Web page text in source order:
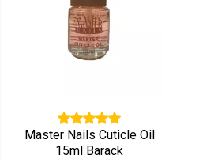
Master Nails Cuticle Oil
15ml Barack